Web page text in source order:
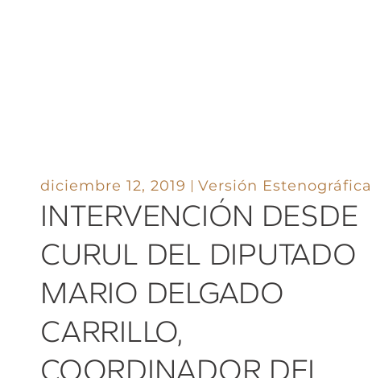
diciembre 12, 2019 Versión Estenográfica
INTERVENCIÓN DESDE
CURUL DEL DIPUTADO
MARIO DELGADO
CARRILLO,
COORDINADOR DEL